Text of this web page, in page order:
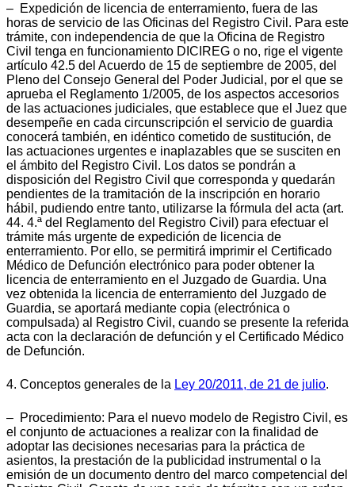
– Expedición de licencia de enterramiento, fuera de las
horas de servicio de las Oficinas del Registro Civil. Para este
trámite, con independencia de que la Oficina de Registro
Civil tenga en funcionamiento DICIREG o no, rige el vigente
artículo 42.5 del Acuerdo de 15 de septiembre de 2005, del
Pleno del Consejo General del Poder Judicial, por el que se
aprueba el Reglamento 1/2005, de los aspectos accesorios
de las actuaciones judiciales, que establece que el Juez que
desempeñe en cada circunscripción el servicio de guardia
conocerá también, en idéntico cometido de sustitución, de
las actuaciones urgentes e inaplazables que se susciten en
el ámbito del Registro Civil. Los datos se pondrán a
disposición del Registro Civil que corresponda y quedarán
pendientes de la tramitación de la inscripción en horario
hábil, pudiendo entre tanto, utilizarse la fórmula del acta (art.
44. 4.ª del Reglamento del Registro Civil) para efectuar el
trámite más urgente de expedición de licencia de
enterramiento. Por ello, se permitirá imprimir el Certificado
Médico de Defunción electrónico para poder obtener la
licencia de enterramiento en el Juzgado de Guardia. Una
vez obtenida la licencia de enterramiento del Juzgado de
Guardia, se aportará mediante copia (electrónica o
compulsada) al Registro Civil, cuando se presente la referida
acta con la declaración de defunción y el Certificado Médico
de Defunción.
4. Conceptos generales de la Ley 20/2011, de 21 de julio.
– Procedimiento: Para el nuevo modelo de Registro Civil, es
el conjunto de actuaciones a realizar con la finalidad de
adoptar las decisiones necesarias para la práctica de
asientos, la prestación de la publicidad instrumental o la
emisión de un documento dentro del marco competencial del